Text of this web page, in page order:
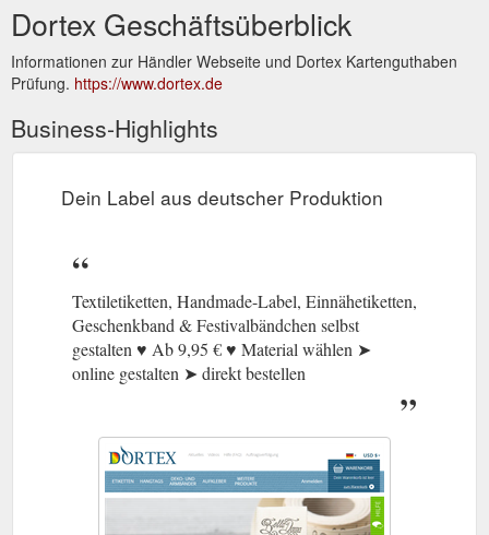
Dortex Geschäftsüberblick
Informationen zur Händler Webseite und Dortex Kartenguthaben
Prüfung. https://www.dortex.de
Business-Highlights
Dein Label aus deutscher Produktion
Textiletiketten, Handmade-Label, Einnähetiketten,
Geschenkband & Festivalbändchen selbst
gestalten ♥️ Ab 9,95 € ♥️ Material wählen ➤
online gestalten ➤ direkt bestellen